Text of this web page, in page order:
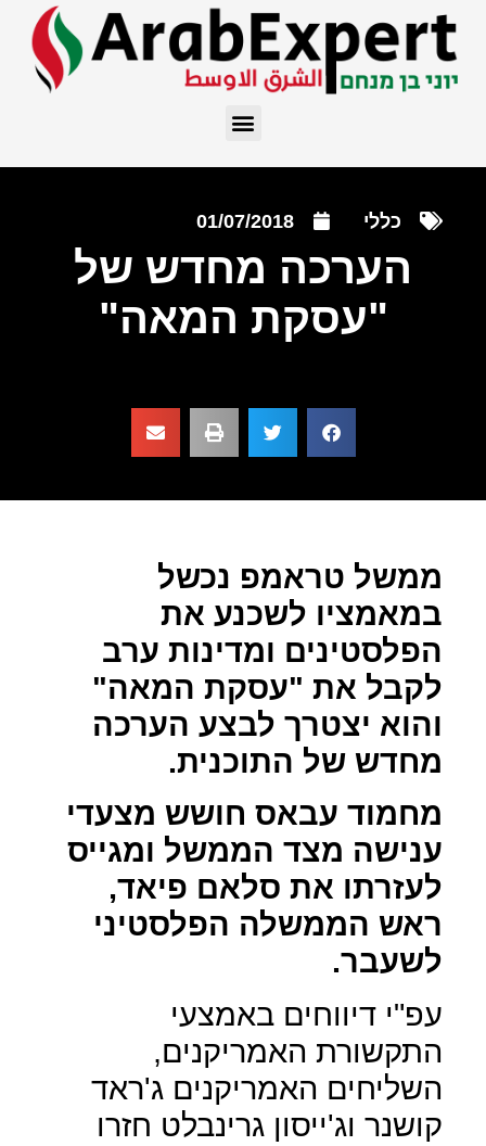
כללי 01/07/2018
הערכה מחדש של
"עסקת המאה"
ממשל טראמפ נכשל
במאמציו לשכנע את
הפלסטינים ומדינות ערב
לקבל את "עסקת המאה"
והוא יצטרך לבצע הערכה
מחדש של התוכנית.
מחמוד עבאס חושש מצעדי
ענישה מצד הממשל ומגייס
לעזרתו את סלאם פיאד,
ראש הממשלה הפלסטיני
לשעבר.
עפ"י דיווחים באמצעי
התקשורת האמריקנים,
השליחים האמריקנים ג'ראד
קושנר וג'ייסון גרינבלט חזרו